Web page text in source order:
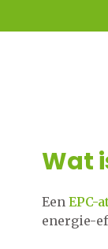
Wat
Een EPC-
energie-